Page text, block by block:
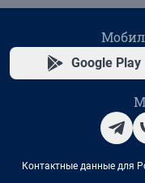
Google Play
Контактные данные для